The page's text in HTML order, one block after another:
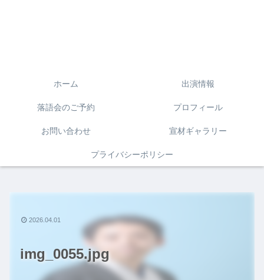
ホーム 出演情報
落語会のご予約 プロフィール
お問い合わせ 宣材ギャラリー
プライバシーポリシー
img_0055.jpg
2026.04.01